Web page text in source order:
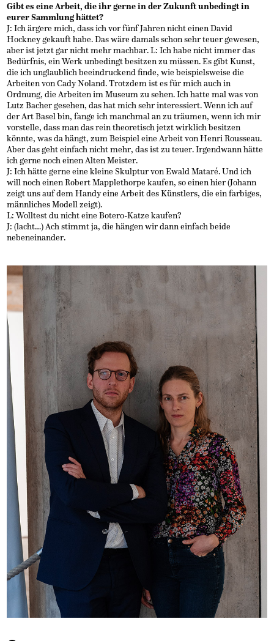
Gibt es eine Arbeit, die ihr gerne in der Zukunft unbedingt in
eurer Sammlung hättet?
J: Ich ärgere mich, dass ich vor fünf Jahren nicht einen David
Hockney gekauft habe. Das wäre damals schon sehr teuer gewesen,
aber ist jetzt gar nicht mehr machbar. L: Ich habe nicht immer das
Bedürfnis, ein Werk unbedingt besitzen zu müssen. Es gibt Kunst,
die ich unglaublich beeindruckend finde, wie beispielsweise die
Arbeiten von Cady Noland. Trotzdem ist es für mich auch in
Ordnung, die Arbeiten im Museum zu sehen. Ich hatte mal was von
Lutz Bacher gesehen, das hat mich sehr interessiert. Wenn ich auf
der Art Basel bin, fange ich manchmal an zu träumen, wenn ich mir
vorstelle, dass man das rein theoretisch jetzt wirklich besitzen
könnte, was da hängt, zum Beispiel eine Arbeit von Henri Rousseau.
Aber das geht einfach nicht mehr, das ist zu teuer. Irgendwann hätte
ich gerne noch einen Alten Meister.
J: Ich hätte gerne eine kleine Skulptur von Ewald Mataré. Und ich
will noch einen Robert Mapplethorpe kaufen, so einen hier (Johann
zeigt uns auf dem Handy eine Arbeit des Künstlers, die ein farbiges,
männliches Modell zeigt).
L: Wolltest du nicht eine Botero-Katze kaufen?
J: (lacht…) Ach stimmt ja, die hängen wir dann einfach beide
nebeneinander.